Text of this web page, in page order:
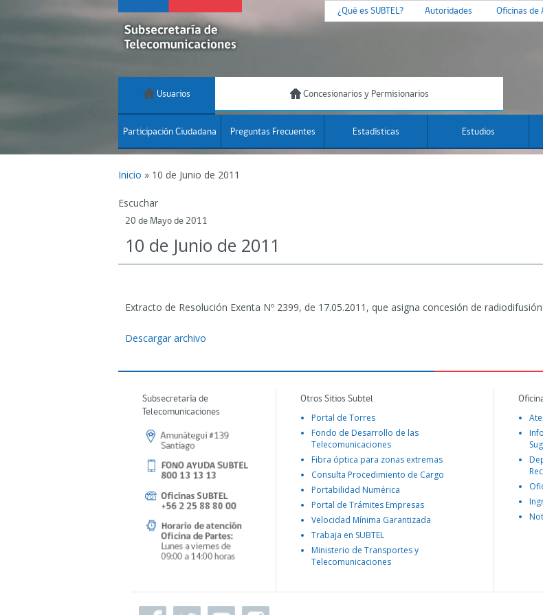
¿Qué es SUBTEL? Autoridades Oficinas de
Usuarios Concesionarios y Permisionarios
Participación Ciudadana Preguntas Frecuentes Estadísticas Estudios
Inicio » 10 de Junio de 2011
Escuchar
20 de Mayo de 2011
10 de Junio de 2011
Extracto de Resolución Exenta Nº 2399, de 17.05.2011, que asigna concesión de
Descargar archivo
Subsecretaría de
Telecomunicaciones
Otros Sitios Subtel
Portal de Torres
Fondo de Desarrollo de las
Telecomunicaciones
Fibra óptica para zonas extremas
Consulta Procedimiento de Cargo
Portabilidad Numérica
Portal de Trámites Empresas
Velocidad Mínima Garantizada
Trabaja en SUBTEL
Ministerio de Transportes y
Telecomunicaciones